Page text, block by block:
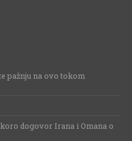
pažnju na ovo tokom
dogovor Irana i Omana o